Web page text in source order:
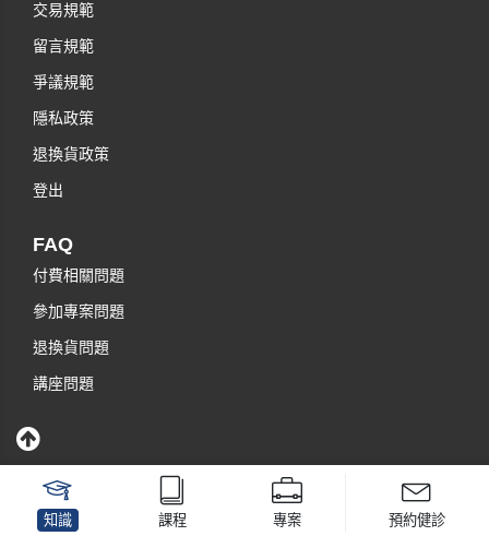
交易規範
留言規範
爭議規範
隱私政策
退換貨政策
登出
FAQ
付費相關問題
參加專案問題
退換貨問題
講座問題
知識 課程 專案 預約健診